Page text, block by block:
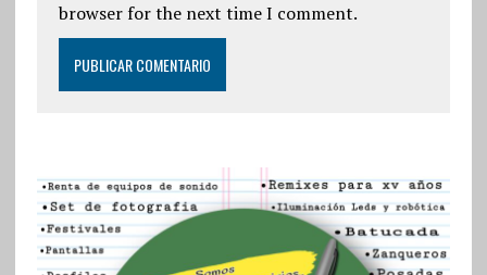
browser for the next time I comment.